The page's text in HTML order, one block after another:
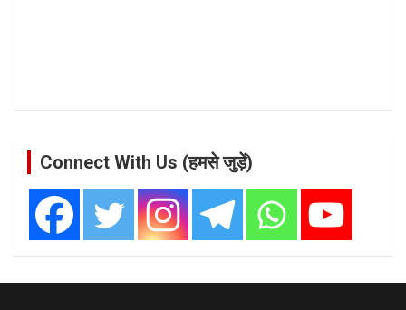
Connect With Us (हमसे जुड़ें)